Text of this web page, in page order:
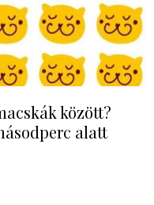
között?
alatt